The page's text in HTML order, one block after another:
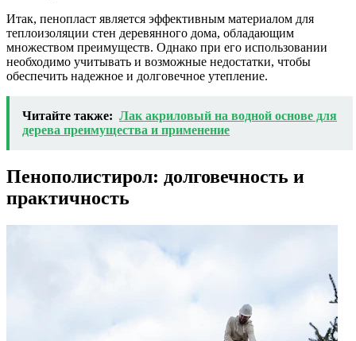
Итак, пенопласт является эффективным материалом для
теплоизоляции стен деревянного дома, обладающим
множеством преимуществ. Однако при его использовании
необходимо учитывать и возможные недостатки, чтобы
обеспечить надежное и долговечное утепление.
Читайте также: Лак акриловый на водной основе для
дерева преимущества и применение
Пенополистирол: долговечность и
практичность